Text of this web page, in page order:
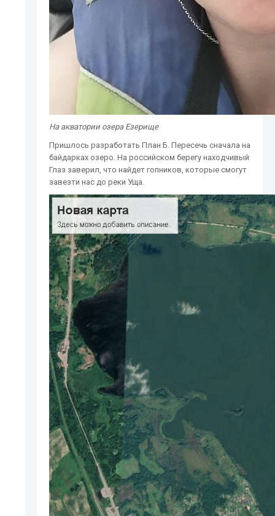
На акватории озера Езерище
Пришлось разработать План Б. Пересечь сначала на
байдарках озеро. На российском берегу находчивый
Глаз заверил, что найдет гопников, которые смогут
завезти нас до реки Уща.